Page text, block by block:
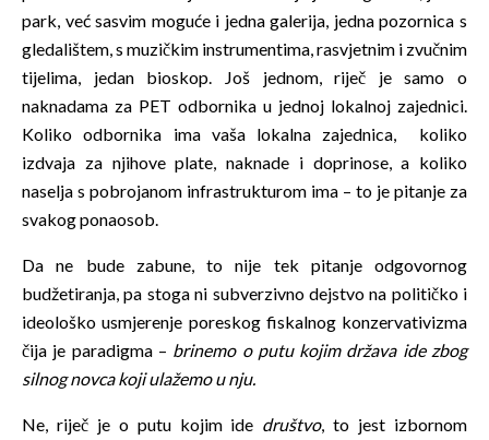
park, već sasvim moguće i jedna galerija, jedna pozornica s
gledalištem, s muzičkim instrumentima, rasvjetnim i zvučnim
tijelima, jedan bioskop. Još jednom, riječ je samo o
naknadama za PET odbornika u jednoj lokalnoj zajednici.
Koliko odbornika ima vaša lokalna zajednica, koliko
izdvaja za njihove plate, naknade i doprinose, a koliko
naselja s pobrojanom infrastrukturom ima – to je pitanje za
svakog ponaosob.
Da ne bude zabune, to nije tek pitanje odgovornog
budžetiranja, pa stoga ni subverzivno dejstvo na političko i
ideološko usmjerenje poreskog fiskalnog konzervativizma
čija je paradigma – brinemo o putu kojim država ide zbog
silnog novca koji ulažemo u nju.
Ne, riječ je o putu kojim ide društvo, to jest izbornom